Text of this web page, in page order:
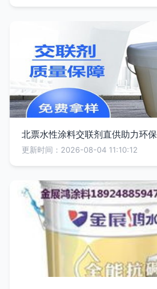
北票水性涂料交联剂直供助力环
更新时间：2026-08-04 11:10:12